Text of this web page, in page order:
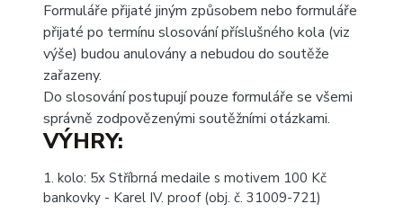
Formuláře přijaté jiným způsobem nebo formuláře
přijaté po termínu slosování příslušného kola (viz
výše) budou anulovány a nebudou do soutěže
zařazeny.
Do slosování postupují pouze formuláře se všemi
správně zodpovězenými soutěžními otázkami.
VÝHRY:
1. kolo: 5x Stříbrná medaile s motivem 100 Kč
bankovky - Karel IV. proof (obj. č. 31009-721)